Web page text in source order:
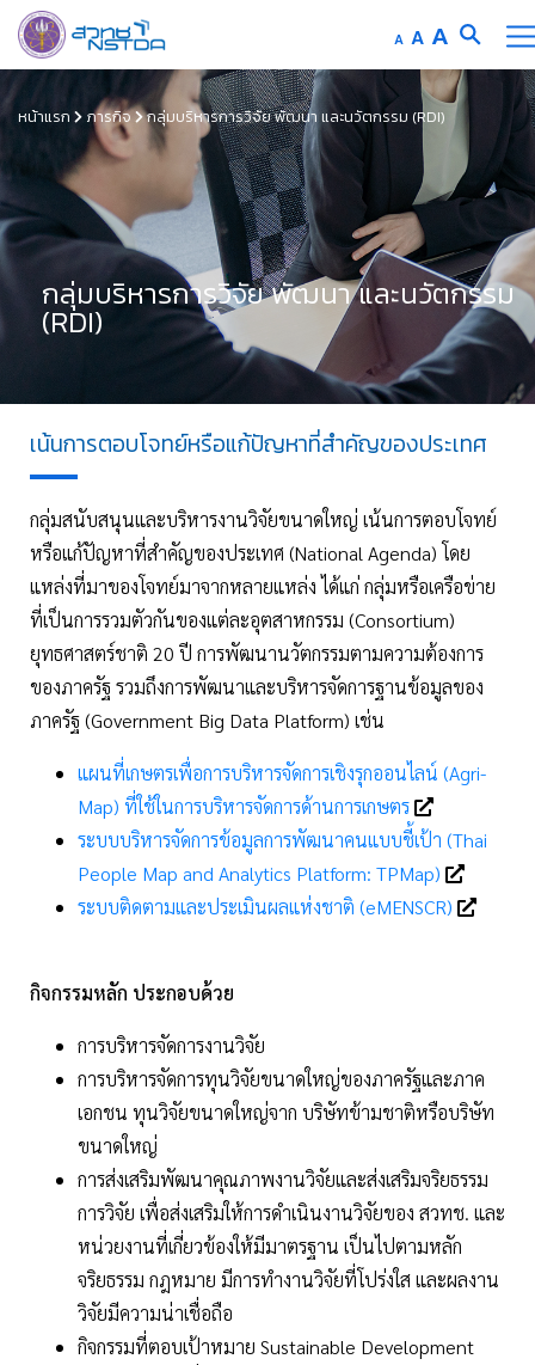
A A A
หน้าแรก ภารกิจ กลุ่มบริหารการวิจัย พัฒนา และนวัตกรรม (RDI)
กลุ่มบริหารการวิจัย พัฒนา และนวัตกรรม
(RDI)
เน้นการตอบโจทย์หรือแก้ปัญหาที่สำคัญของประเทศ
กลุ่มสนับสนุนและบริหารงานวิจัยขนาดใหญ่ เน้นการตอบโจทย์
หรือแก้ปัญหาที่สำคัญของประเทศ (National Agenda) โดย
แหล่งที่มาของโจทย์มาจากหลายแหล่ง ได้แก่ กลุ่มหรือเครือข่าย
ที่เป็นการรวมตัวกันของแต่ละอุตสาหกรรม (Consortium)
ยุทธศาสตร์ชาติ 20 ปี การพัฒนานวัตกรรมตามความต้องการ
ของภาครัฐ รวมถึงการพัฒนาและบริหารจัดการฐานข้อมูลของ
ภาครัฐ (Government Big Data Platform) เช่น
แผนที่เกษตรเพื่อการบริหารจัดการเชิงรุกออนไลน์ (Agri-
Map) ที่ใช้ในการบริหารจัดการด้านการเกษตร
ระบบบริหารจัดการข้อมูลการพัฒนาคนแบบชี้เป้า (Thai
People Map and Analytics Platform: TPMap)
ระบบติดตามและประเมินผลแห่งชาติ (eMENSCR)
กิจกรรมหลัก ประกอบด้วย
การบริหารจัดการงานวิจัย
การบริหารจัดการทุนวิจัยขนาดใหญ่ของภาครัฐและภาค
เอกชน ทุนวิจัยขนาดใหญ่จาก บริษัทข้ามชาติหรือบริษัท
ขนาดใหญ่
การส่งเสริมพัฒนาคุณภาพงานวิจัยและส่งเสริมจริยธรรม
การวิจัย เพื่อส่งเสริมให้การดำเนินงานวิจัยของ สวทช. และ
หน่วยงานที่เกี่ยวข้องให้มีมาตรฐาน เป็นไปตามหลัก
จริยธรรม กฎหมาย มีการทำงานวิจัยที่โปร่งใส และผลงาน
วิจัยมีความน่าเชื่อถือ
กิจกรรมที่ตอบเป้าหมาย Sustainable Development